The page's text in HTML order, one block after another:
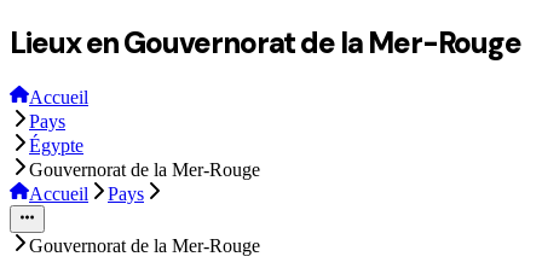
Lieux en Gouvernorat de la Mer-Rouge
Accueil
Pays
Égypte
Gouvernorat de la Mer-Rouge
Accueil
Pays
Gouvernorat de la Mer-Rouge